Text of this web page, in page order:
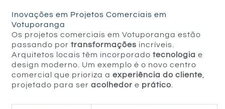
Inovações em Projetos Comerciais em
Votuporanga
Os projetos comerciais em Votuporanga estão
passando portransformações incríveis.
Arquitetos locais têm incorporadotecnologia e
design moderno. Um exemplo é o novo centro
comercial que prioriza aexperiência do cliente
projetado para seracolhedor e prático